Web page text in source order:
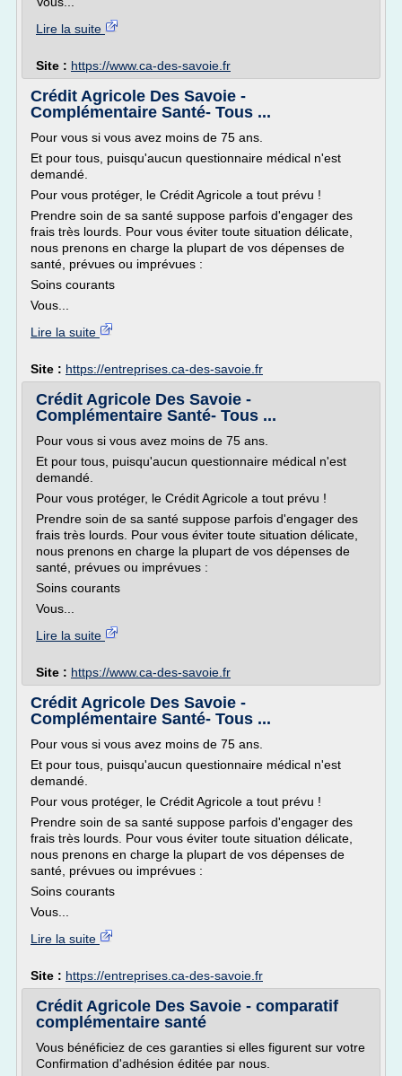
Lire la suite
Site : https://www.ca-des-savoie.fr
Crédit Agricole Des Savoie -
Complémentaire Santé- Tous ...
Pour vous si vous avez moins de 75 ans.
Et pour tous, puisqu'aucun questionnaire médical n'est
demandé.
Pour vous protéger, le Crédit Agricole a tout prévu !
Prendre soin de sa santé suppose parfois d'engager des
frais très lourds. Pour vous éviter toute situation délicate,
nous prenons en charge la plupart de vos dépenses de
santé, prévues ou imprévues :
Soins courants
Vous...
Lire la suite
Site : https://entreprises.ca-des-savoie.fr
Crédit Agricole Des Savoie -
Complémentaire Santé- Tous ...
Pour vous si vous avez moins de 75 ans.
Et pour tous, puisqu'aucun questionnaire médical n'est
demandé.
Pour vous protéger, le Crédit Agricole a tout prévu !
Prendre soin de sa santé suppose parfois d'engager des
frais très lourds. Pour vous éviter toute situation délicate,
nous prenons en charge la plupart de vos dépenses de
santé, prévues ou imprévues :
Soins courants
Vous...
Lire la suite
Site : https://www.ca-des-savoie.fr
Crédit Agricole Des Savoie -
Complémentaire Santé- Tous ...
Pour vous si vous avez moins de 75 ans.
Et pour tous, puisqu'aucun questionnaire médical n'est
demandé.
Pour vous protéger, le Crédit Agricole a tout prévu !
Prendre soin de sa santé suppose parfois d'engager des
frais très lourds. Pour vous éviter toute situation délicate,
nous prenons en charge la plupart de vos dépenses de
santé, prévues ou imprévues :
Soins courants
Vous...
Lire la suite
Site : https://entreprises.ca-des-savoie.fr
Crédit Agricole Des Savoie - comparatif
complémentaire santé
Vous bénéficiez de ces garanties si elles figurent sur votre
Confirmation d'adhésion éditée par nous.